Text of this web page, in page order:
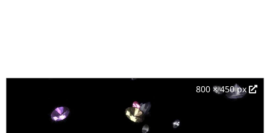
800 × 450 px